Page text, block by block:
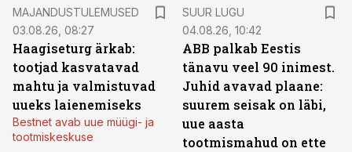
MAJANDUSTULEMUSED
03.08.26, 08:27
Haagiseturg ärkab:
tootjad kasvatavad
mahtu ja valmistuvad
uueks laienemiseks
Bestnet avab uue müügi- ja
tootmiskeskuse
SUUR LUGU
04.08.26, 10:42
ABB palkab Eestis
tänavu veel 90 inimest.
Juhid avavad plaane:
suurem seisak on läbi,
uue aasta
tootmismahud on ette